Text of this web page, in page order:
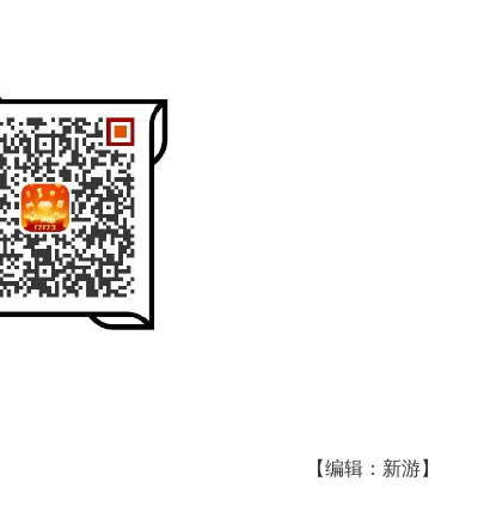
【编辑：新游】